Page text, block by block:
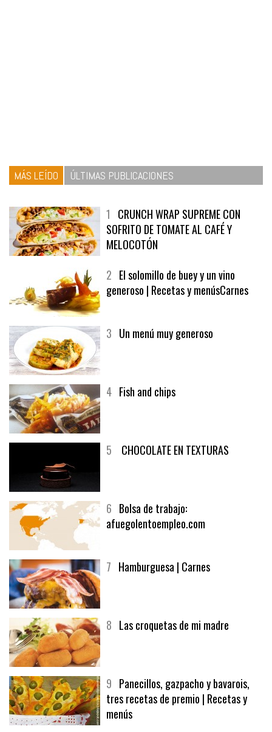
MÁS LEÍDO ÚLTIMAS PUBLICACIONES
1 CRUNCH WRAP SUPREME CON
SOFRITO DE TOMATE AL CAFÉ Y
MELOCOTÓN
2 El solomillo de buey y un vino
generoso | Recetas y menúsCarnes
3 Un menú muy generoso
4 Fish and chips
5 CHOCOLATE EN TEXTURAS
6 Bolsa de trabajo:
afuegolentoempleo.com
7 Hamburguesa | Carnes
8 Las croquetas de mi madre
9 Panecillos, gazpacho y bavarois,
tres recetas de premio | Recetas y
menús